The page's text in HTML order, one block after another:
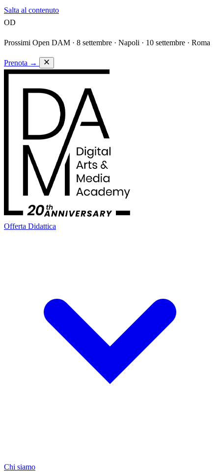
Salta al contenuto
OD
Prossimi Open DAM · 8 settembre · Napoli · 10 settembre · Roma
Prenota →
Offerta Didattica
Chi siamo